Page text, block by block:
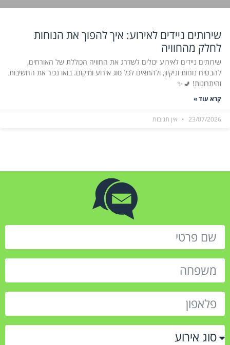
שירותים ניידים לאירוע: איך להפוך את הנוחות
לחלק מהחוויה
שירותים ניידים לאירוע יכולים לשדרג את החוויה הכוללת של האורחים,
להבטיח נוחות וניקיון, ולהתאים לכל סוג אירוע ומיקום. בואו נכיר את החשיבות
והיתרונות! 🚽✨
קרא עוד »
23/07/2026 אין תגובות